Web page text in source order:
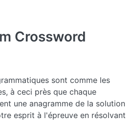
Crossword
sont comme les
à ceci près que chaque
une anagramme de la solution
esprit à l'épreuve en résolvant